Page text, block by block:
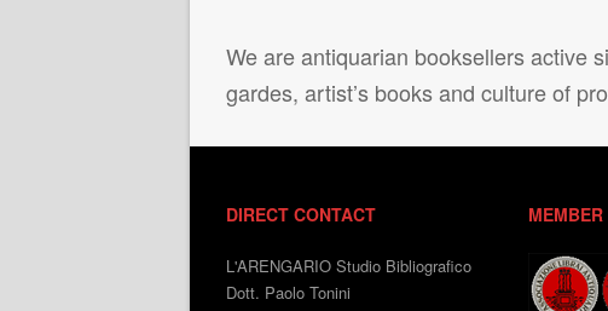
We are antiquarian booksellers active
gardes, artist’s books and culture of
DIRECT CONTACT
L'ARENGARIO Studio Bibliografico
Dott. Paolo Tonini
MEMBER